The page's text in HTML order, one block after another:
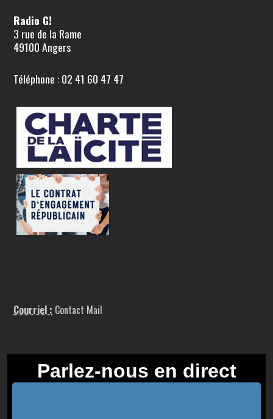
Radio G!
3 rue de la Rame
49100 Angers
Téléphone : 02 41 60 47 47
Courriel : Contact Mail